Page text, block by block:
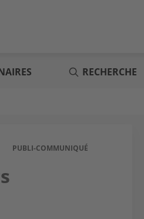
RECHERCHE
PUBLI-COMMUNIQUÉ